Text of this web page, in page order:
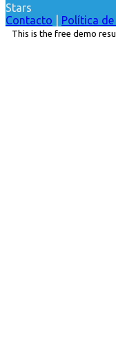
Stars
Contacto
Política de
This is the free demo